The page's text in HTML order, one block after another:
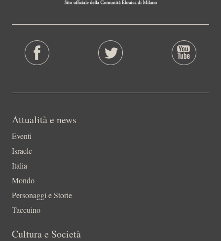
Attualità e news
Eventi
Israele
Italia
Mondo
Personaggi e Storie
Taccuino
Cultura e Società